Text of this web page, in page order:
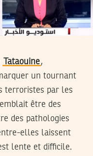
Tataouine,
un tournant
terroristes par les
être des
des pathologies
elles laissent
lente et difficile.